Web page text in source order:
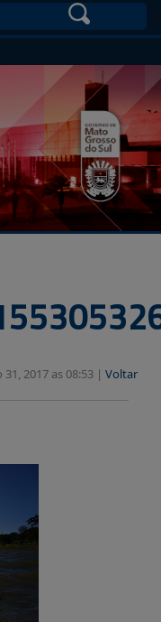
2017 as 08:53 | Voltar